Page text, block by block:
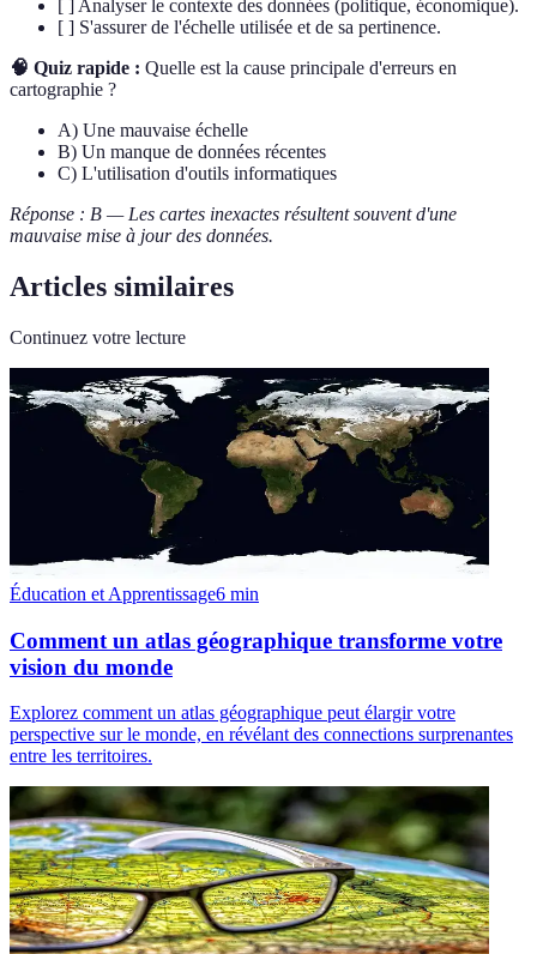
[ ] Analyser le contexte des données (politique, économique).
[ ] S'assurer de l'échelle utilisée et de sa pertinence.
🧠 Quiz rapide : Quelle est la cause principale d'erreurs en
cartographie ?
A) Une mauvaise échelle
B) Un manque de données récentes
C) L'utilisation d'outils informatiques
Réponse : B — Les cartes inexactes résultent souvent d'une
mauvaise mise à jour des données.
Articles similaires
Continuez votre lecture
Éducation et Apprentissage6 min
Comment un atlas géographique transforme votre
vision du monde
Explorez comment un atlas géographique peut élargir votre
perspective sur le monde, en révélant des connections surprenantes
entre les territoires.